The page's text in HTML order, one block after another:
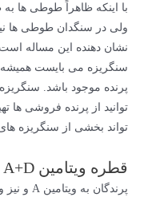
با اینکه ظاهراً طوطی ها
ولی در سنگدان طوطی ها
نشان دهنده این مساله است
سنگریزه می بایست
پرنده موجود باشد.
توانید از پرنده فروشی ها
تواند بخشی از سنگریزه
قطره ویتامین A+D